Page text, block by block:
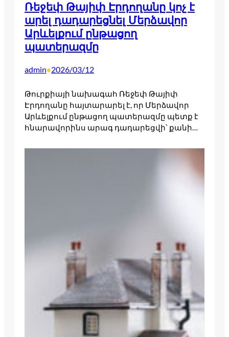
Ռեջեփ Թայիփ Էրդողանը կոչ է
արել դադարեցնել Մերձավոր
Արևելքում ընթացող
պատերազմը
admin•2026/03/12
Թուրքիայի նախագահ Ռեջեփ Թայիփ
Էրդողանը հայտարարել է, որ Մերձավոր
Արևելքում ընթացող պատերազմը պետք է
հնարավորինս արագ դադարեցվի՝ քանի…